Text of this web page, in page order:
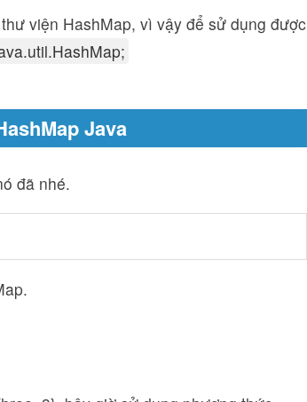
viện HashMap, vì vậy để sử dụng được
Java
đã nhé.